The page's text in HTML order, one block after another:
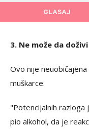
GLASAJ
3. Ne može da
Ovo nije
muškarce.
"Potencijalnih
pio alkohol, da je